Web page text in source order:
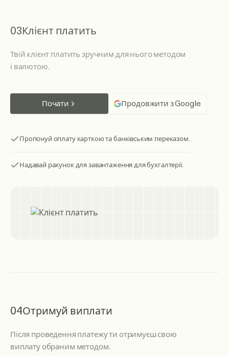
03Клієнт платить
Твій клієнт платить зручним для нього методом
і валютою.
Почати Продовжити з Google
Пропонуй оплату карткою та банківським переказом.
Надавай рахунок для завантаження для бухгалтерії.
04Отримуй виплати
Після проведення платежу ти отримуєш свою
виплату обраним методом.